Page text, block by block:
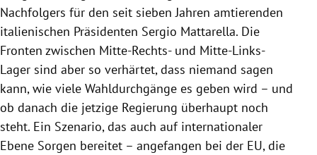
Nachfolgers für den seit sieben Jahren amtierenden
italienischen Präsidenten Sergio Mattarella. Die
Fronten zwischen Mitte-Rechts- und Mitte-Links-
Lager sind aber so verhärtet, dass niemand sagen
kann, wie viele Wahldurchgänge es geben wird – und
ob danach die jetzige Regierung überhaupt noch
steht. Ein Szenario, das auch auf internationaler
Ebene Sorgen bereitet – angefangen bei der EU, die